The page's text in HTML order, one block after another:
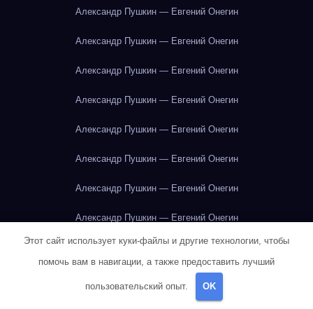
Александр Пушкин — Евгений Онегин
Александр Пушкин — Евгений Онегин
Александр Пушкин — Евгений Онегин
Александр Пушкин — Евгений Онегин
Александр Пушкин — Евгений Онегин
Александр Пушкин — Евгений Онегин
Александр Пушкин — Евгений Онегин
Александр Пушкин — Евгений Онегин
Александр Пушкин — Евгений Онегин
Александр Пушкин — Евгений Онегин
Александр Пушкин — Евгений Онегин
Этот сайт использует куки-файлы и другие технологии, чтобы
помочь вам в навигации, а также предоставить лучший
пользовательский опыт. OK